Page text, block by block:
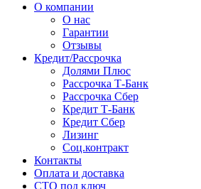
О компании
О нас
Гарантии
Отзывы
Кредит/Рассрочка
Долями Плюс
Рассрочка Т-Банк
Рассрочка Сбер
Кредит Т-Банк
Кредит Сбер
Лизинг
Соц.контракт
Контакты
Оплата и доставка
СТО под ключ